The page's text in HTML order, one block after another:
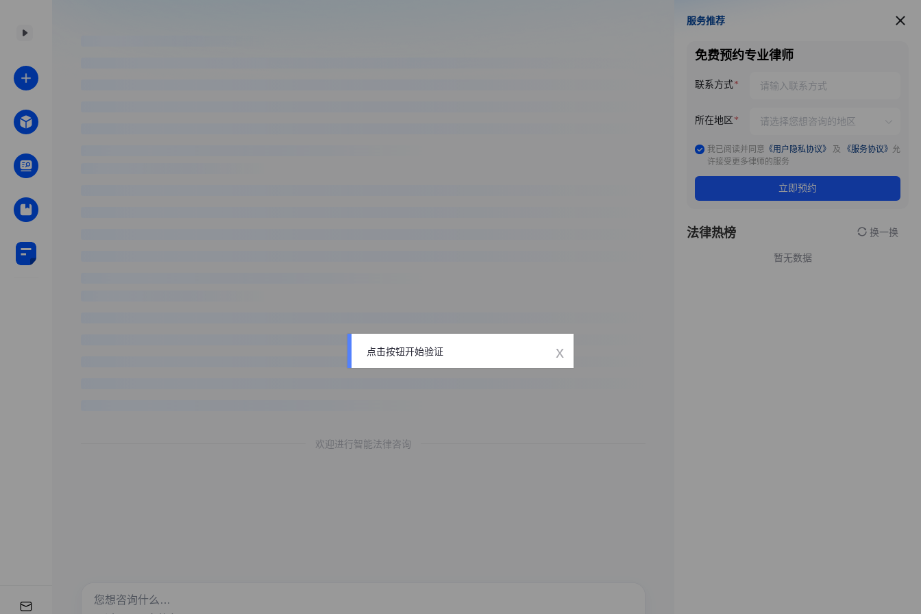
欢迎进行智能法律咨询
服务推荐
服务推荐
免费预约专业律师
联系方式
所在地区
我已阅读并同意 《用户隐私协议》 及 《服务协议》 允
许接受更多律师的服务
立即预约
法律热榜 换一换
暂无数据
点击按钮开始验证 x